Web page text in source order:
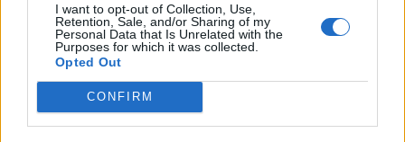
I want to opt-out of Collection, Use,
Retention, Sale, and/or Sharing of my
Personal Data that Is Unrelated with the
Purposes for which it was collected.
Opted Out
CONFIRM
Nem várt csapás érte a főszezon közepén
nyaralókat: kitört a vulkán, megbénult a